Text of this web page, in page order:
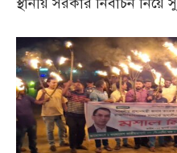
স্থানীয় সরকার নির্বাচন নিয়ে